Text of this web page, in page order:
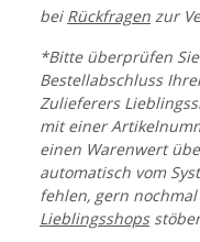
bei Rückfragen zur
*Bitte überprüfen
Bestellabschluss
Zulieferers
mit einer
einen Warenwert
automatisch vom
fehlen, gern nochmal
Lieblingsshops